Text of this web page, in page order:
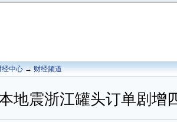
经中心→财经频道
地震浙江罐头订单剧增